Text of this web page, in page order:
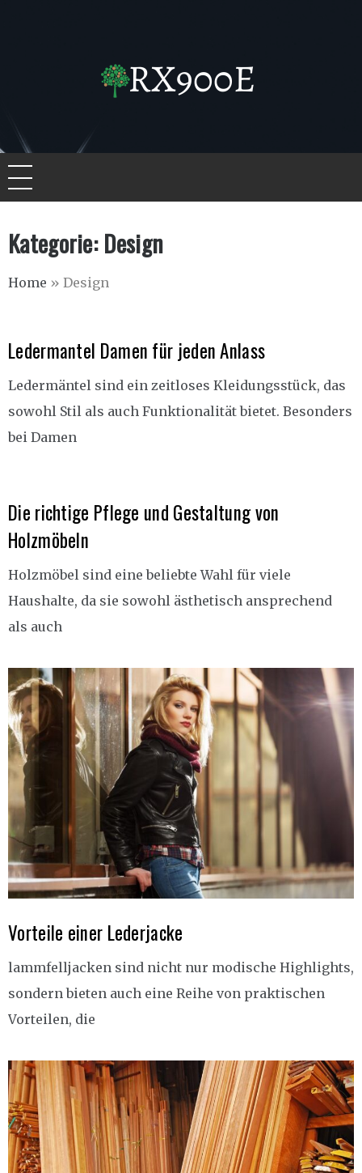
Kategorie:Design
Home » Design
Ledermantel Damen für jeden Anlass
Ledermäntel sind ein zeitloses Kleidungsstück, das
sowohl Stil als auch Funktionalität bietet. Besonders
bei Damen
Die richtige Pflege und Gestaltung von
Holzmöbeln
Holzmöbel sind eine beliebte Wahl für viele
Haushalte, da sie sowohl ästhetisch ansprechend
als auch
Vorteile einer Lederjacke
lammfelljacken sind nicht nur modische Highlights,
sondern bieten auch eine Reihe von praktischen
Vorteilen, die